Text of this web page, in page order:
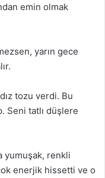
emin olmak
yarın gece
tozu verdi. Bu
Seni tatlı düşlere
yumuşak, renkli
enerjik hissetti ve o